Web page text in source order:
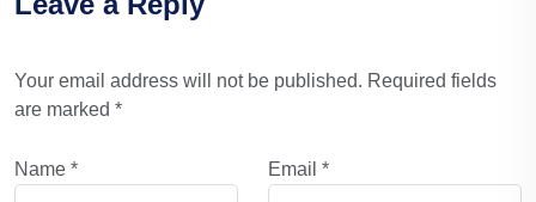
Your email address will not be published. Required fields
are marked *
Name * Email *